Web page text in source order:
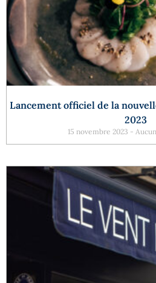
Lancement officiel de la
2023
15 novembre 2023